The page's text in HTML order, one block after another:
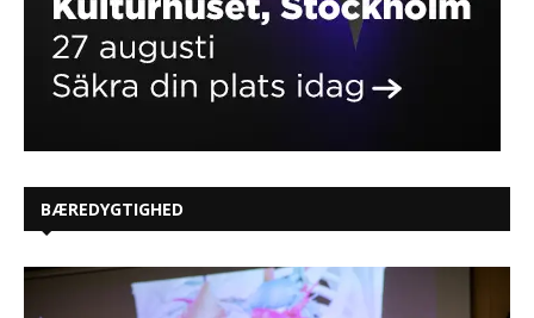
BÆREDYGTIGHED